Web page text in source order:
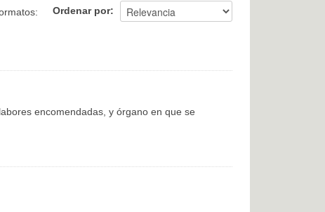
Ordenar por
encomendadas, y órgano en que se